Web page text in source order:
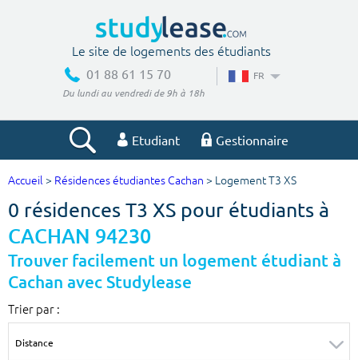
Le site de logements des étudiants
01 88 61 15 70
Du lundi au vendredi de 9h à 18h
FR
Etudiant Gestionnaire
Votre recherche
Ville, école
Accueil > Résidences étudiantes Cachan > Logement T3 XS
0 résidences T3 XS pour étudiants à
CACHAN 94230
Trouver facilement un logement étudiant à
Cachan avec Studylease
Trier par :